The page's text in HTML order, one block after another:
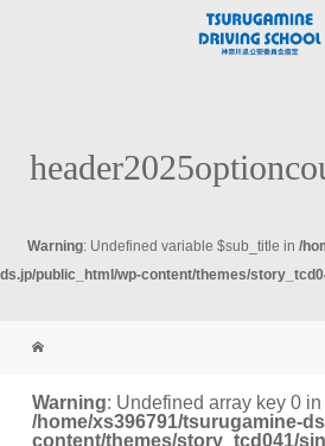
Warning: Undefined variable $sub_title in /
ds.jp/public_html/wp-content/themes/
Warning: Undefined array key 0 in
/home/xs396791/tsurugamine-
content/themes/story_tcd041/